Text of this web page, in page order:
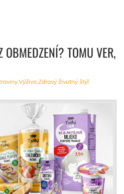
OBMEDZENÍ? TOMU VER,
,Výživa,Zdravý životný štýl